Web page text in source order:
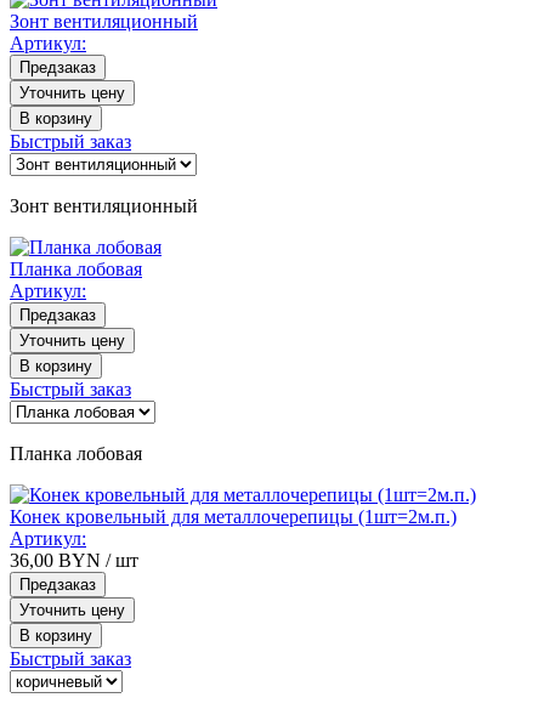
Зонт вентиляционный
Артикул:
Предзаказ
Уточнить цену
В корзину
Быстрый заказ
Зонт вентиляционный
Планка лобовая
Артикул:
Предзаказ
Уточнить цену
В корзину
Быстрый заказ
Планка лобовая
Конек кровельный для металлочерепицы (1шт=2м.п.)
Артикул:
36,00 BYN / шт
Предзаказ
Уточнить цену
В корзину
Быстрый заказ